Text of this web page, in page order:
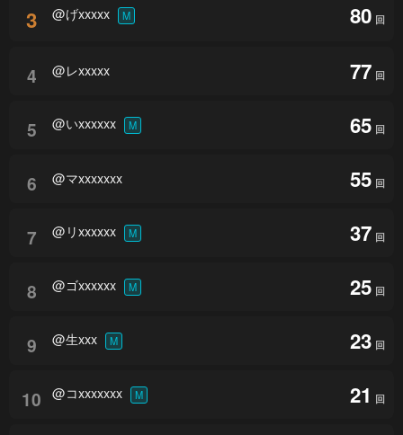
3 @げxxxxx M 80 回
4 @レxxxxx 77 回
5 @いxxxxxx M 65 回
6 @マxxxxxxx 55 回
7 @リxxxxxx M 37 回
8 @ゴxxxxxx M 25 回
9 @生xxx M 23 回
10 @コxxxxxxx M 21 回